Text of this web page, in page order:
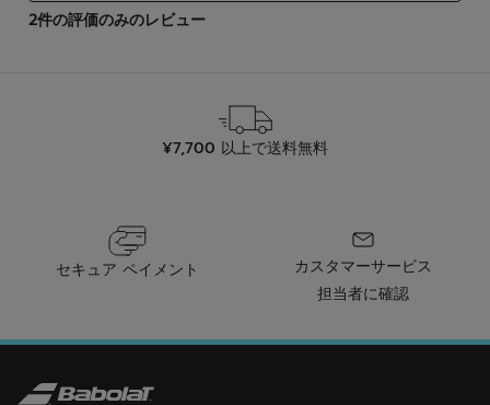
¥7,700 以上で送料無料
セキュア ペイメント
カスタマーサービス
担当者に確認